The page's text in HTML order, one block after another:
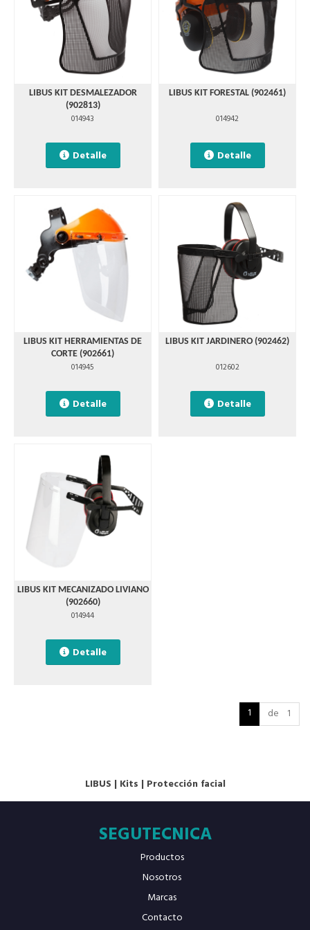
LIBUS KIT DESMALEZADOR
(902813)
014943
Detalle
LIBUS KIT FORESTAL (902461)
014942
Detalle
LIBUS KIT HERRAMIENTAS DE
CORTE (902661)
014945
Detalle
LIBUS KIT JARDINERO (902462)
012602
Detalle
LIBUS KIT MECANIZADO LIVIANO
(902660)
014944
Detalle
1 de 1
LIBUS | Kits | Protección facial
SEGUTECNICA
Productos
Nosotros
Marcas
Contacto